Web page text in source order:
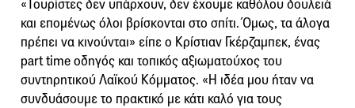
«Τουρίστες δεν υπάρχουν, δεν έχουμε καθόλου δουλειά
και επομένως όλοι βρίσκονται στο σπίτι. Όμως, τα άλογα
πρέπει να κινούνται» είπε ο Κρίστιαν Γκέρζαμπεκ, ένας
part time οδηγός και τοπικός αξιωματούχος του
συντηρητικού Λαϊκού Κόμματος. «Η ιδέα μου ήταν να
συνδυάσουμε το πρακτικό με κάτι καλό για τους